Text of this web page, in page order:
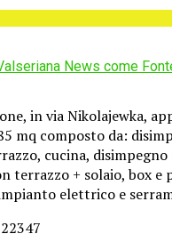
News come
in via Nikolajewka,
mq composto da:
cucina,
terrazzo + solaio, box e
elettrico e